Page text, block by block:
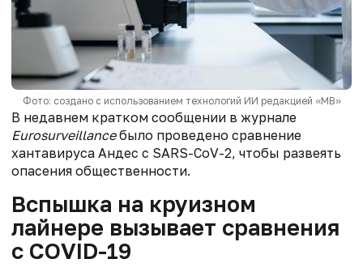
Фото: создано с использованием технологий ИИ редакцией «МВ»
В недавнем кратком сообщении в журнале
Eurosurveillanceбыло проведено сравнение
хантавируса Андес с SARS-CoV-2, чтобы развеять
опасения общественности.
Вспышка на круизном
лайнере вызывает сравнения
с COVID-19